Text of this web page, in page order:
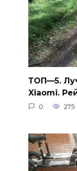
ТОП—5.
Xiaomi.
0 275